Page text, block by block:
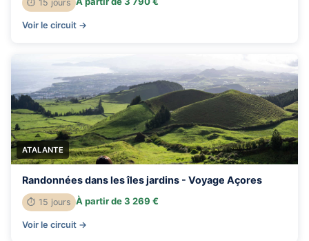
⏱ 15 jours
Voir le circuit →
ATALANTE
Randonnées dans les îles jardins - Voyage Açores
⏱ 15 jours À partir de 3 269 €
Voir le circuit →